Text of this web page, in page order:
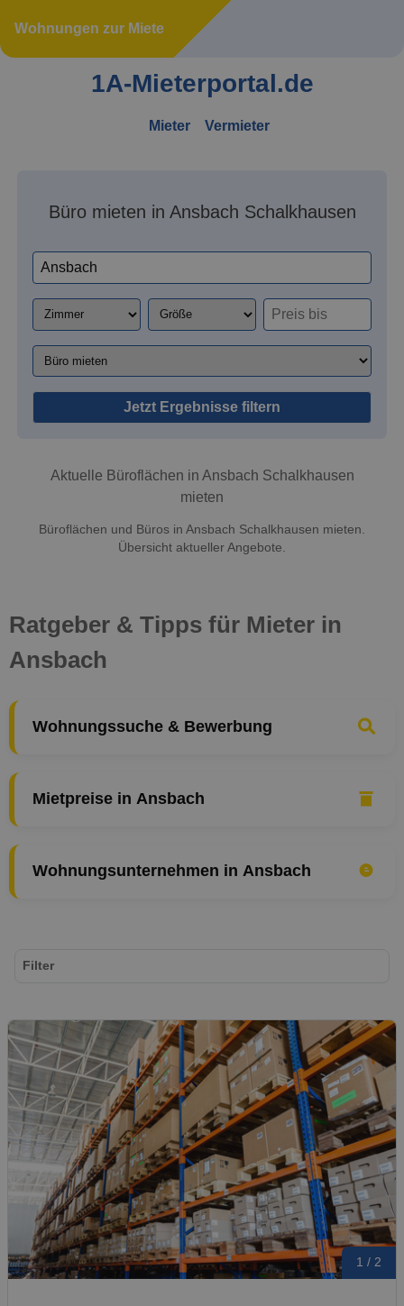
Wohnungen zur Miete
1A-Mieterportal.de
Mieter Vermieter
Büro mieten in Ansbach Schalkhausen
Jetzt Ergebnisse filtern
Aktuelle Büroflächen in Ansbach Schalkhausen
mieten
Büroflächen und Büros in Ansbach Schalkhausen mieten.
Übersicht aktueller Angebote.
Ratgeber & Tipps für Mieter in
Ansbach
Wohnungssuche & Bewerbung
Mietpreise in Ansbach
Wohnungsunternehmen in Ansbach
1 / 2
Filter